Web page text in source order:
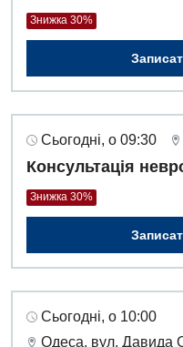
Знижка 30%
Сьогодні, о 09:30
Консультація
Знижка 30%
Сьогодні, о 10:00
Одеса, вул. Давида